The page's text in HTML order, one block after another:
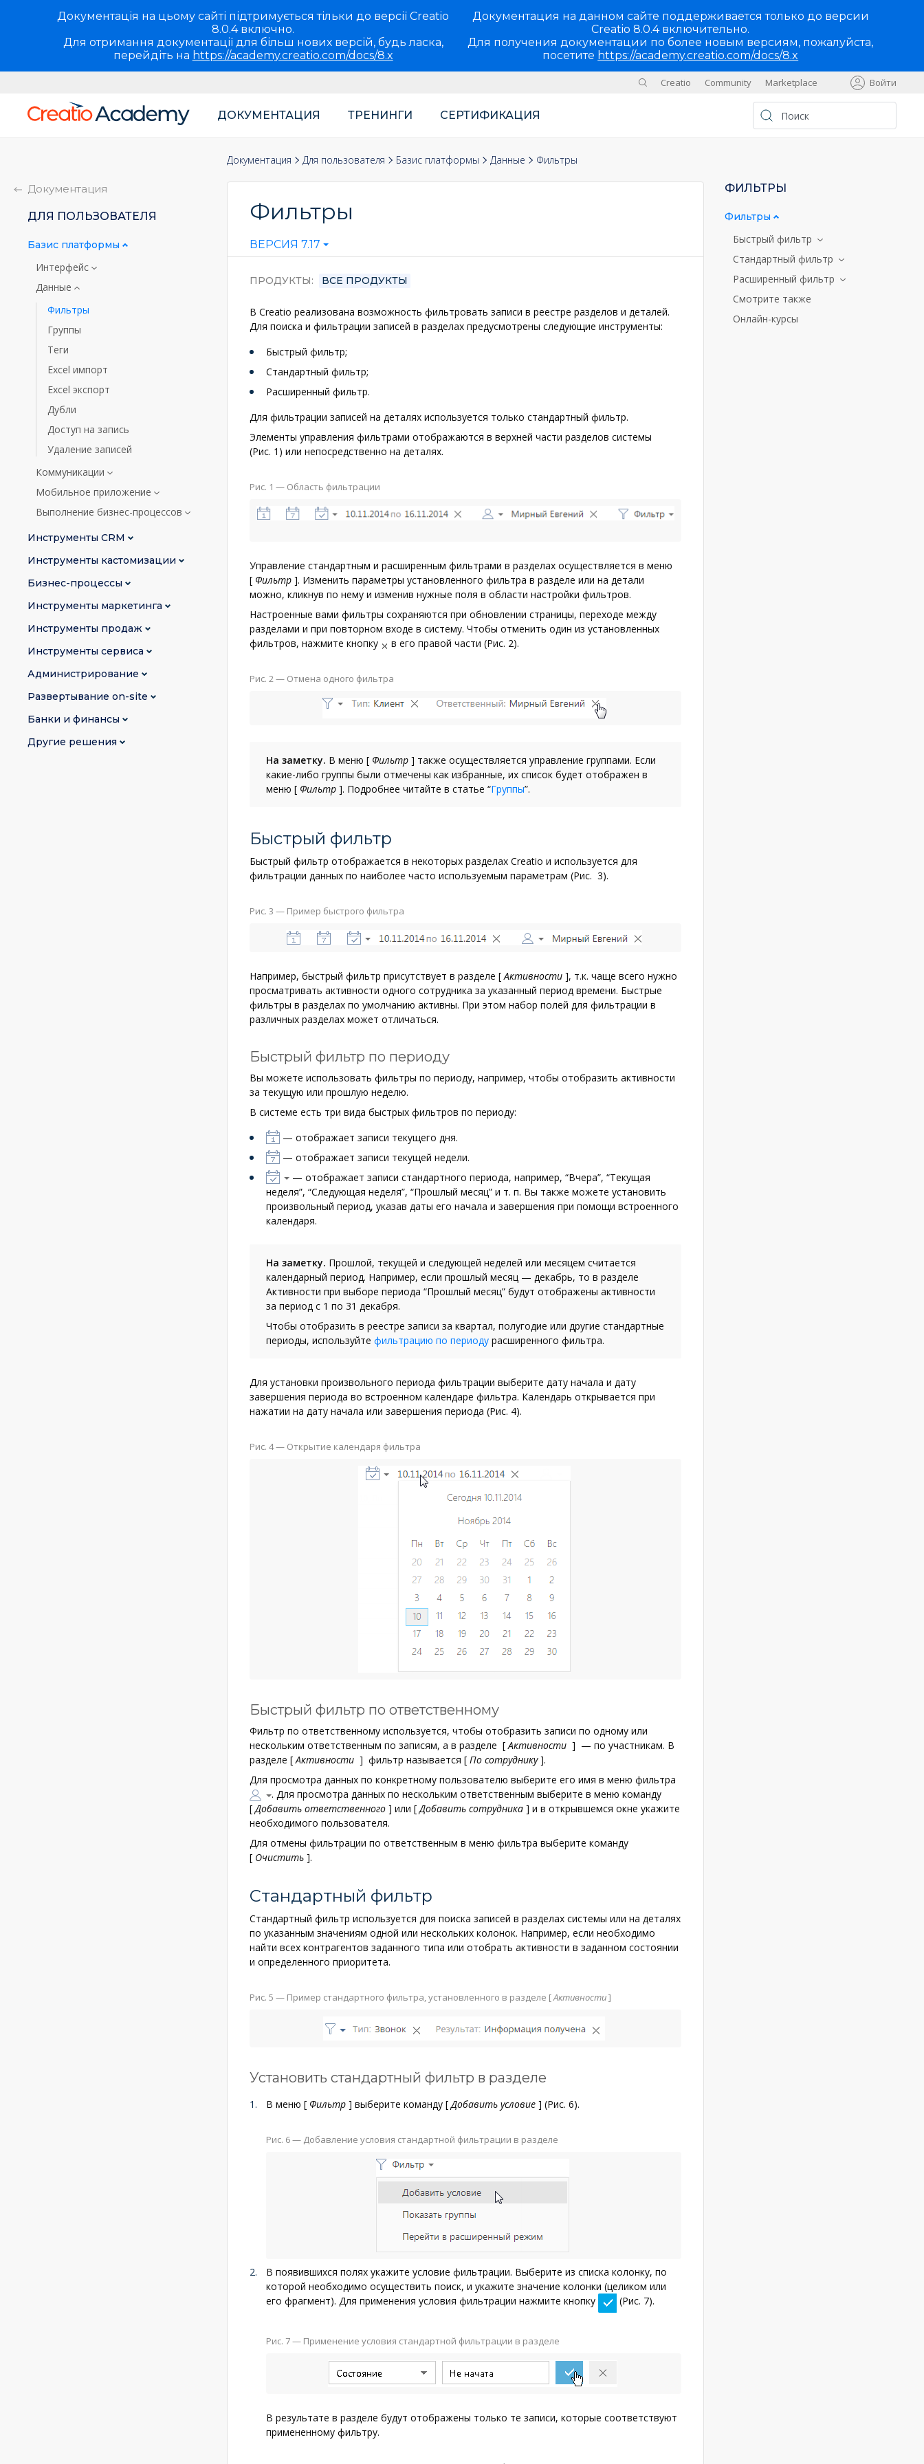
Документація на цьому сайті підтримується тільки до версії Creatio
8.0.4 включно.
Для отримання документації для більш нових версій, будь ласка,
перейдіть на https://academy.creatio.com/docs/8.x
Документация на данном сайте поддерживается только до версии
Creatio 8.0.4 включительно.
Для получения документации по более новым версиям, пожалуйста,
посетите https://academy.creatio.com/docs/8.x
Creatio Community Marketplace Войти
Основная
ДОКУМЕНТАЦИЯ ТРЕНИНГИ СЕРТИФИКАЦИЯ
Документация Для пользователя Базис платформы Данные Фильтры
Фильтры
ВЕРСИЯ 7.17
ПРОДУКТЫ ВСЕ ПРОДУКТЫ
В Creatio реализована возможность фильтровать записи в реестре разделов и деталей.
Для поиска и фильтрации записей в разделах предусмотрены следующие инструменты:
Быстрый фильтр;
Стандартный фильтр;
Расширенный фильтр.
Для фильтрации записей на деталях используется только стандартный фильтр.
Элементы управления фильтрами отображаются в верхней части разделов системы
(Рис. 1) или непосредственно на деталях.
Рис. 1 — Область фильтрации
Управление стандартным и расширенным фильтрами в разделах осуществляется в меню
[ Фильтр ]. Изменить параметры установленного фильтра в разделе или на детали
можно, кликнув по нему и изменив нужные поля в области настройки фильтров.
Настроенные вами фильтры сохраняются при обновлении страницы, переходе между
разделами и при повторном входе в систему. Чтобы отменить один из установленных
фильтров, нажмите кнопку
в его правой части (Рис. 2).
Рис. 2— Отмена одного фильтра
На заметку. В меню [ Фильтр ] также осуществляется управление группами. Если
какие-либо группы были отмечены как избранные, их список будет отображен в
меню [ Фильтр ]. Подробнее читайте в статье “Группы”.
Быстрый фильтр
Быстрый фильтр отображается в некоторых разделах Creatio и используется для
фильтрации данных по наиболее часто используемым параметрам (Рис. 3).
Рис. 3 — Пример быстрого фильтра
Например, быстрый фильтр присутствует в разделе [ Активности ], т.к. чаще всего нужно
просматривать активности одного сотрудника за указанный период времени. Быстрые
фильтры в разделах по умолчанию активны. При этом набор полей для фильтрации в
различных разделах может отличаться.
Быстрый фильтр по периоду
Вы можете использовать фильтры по периоду, например, чтобы отобразить активности
за текущую или прошлую неделю.
В системе есть три вида быстрых фильтров по периоду:
— отображает записи текущего дня.
— отображает записи текущей недели.
— отображает записи стандартного периода, например, “Вчера”, “Текущая
неделя”, “Следующая неделя”, “Прошлый месяц” и т. п. Вы также можете установить
произвольный период, указав даты его начала и завершения при помощи встроенного
календаря.
На заметку. Прошлой, текущей и следующей неделей или месяцем считается
календарный период. Например, если прошлый месяц — декабрь, то в разделе
Активности при выборе периода “Прошлый месяц” будут отображены активности
за период с 1 по 31 декабря.
Чтобы отобразить в реестре записи за квартал, полугодие или другие стандартные
периоды, используйте фильтрацию по периоду расширенного фильтра.
Для установки произвольного периода фильтрации выберите дату начала и дату
завершения периода во встроенном календаре фильтра. Календарь открывается при
нажатии на дату начала или завершения периода (Рис. 4).
Рис. 4— Открытие календаря фильтра
Быстрый фильтр по ответственному
Фильтр по ответственному используется, чтобы отобразить записи по одному или
нескольким ответственным по записям, а в разделе [ Активности ] — по участникам. В
разделе [ Активности ] фильтр называется [ По сотруднику ].
Для просмотра данных по конкретному пользователю выберите его имя в меню фильтра
. Для просмотра данных по нескольким ответственным выберите в меню команду
[ Добавить ответственного ] или [ Добавить сотрудника ] и в открывшемся окне укажите
необходимого пользователя.
Для отмены фильтрации по ответственным в меню фильтра выберите команду
[ Очистить ].
Стандартный фильтр
Стандартный фильтр используется для поиска записей в разделах системы или на деталях
по указанным значениям одной или нескольких колонок. Например, если необходимо
найти всех контрагентов заданного типа или отобрать активности в заданном состоянии
и определенного приоритета.
Рис. 5 — Пример стандартного фильтра, установленного в разделе [Активности]
Установить стандартный фильтр в разделе
В меню [ Фильтр ] выберите команду [ Добавить условие ] (Рис. 6).
Рис. 6— Добавление условия стандартной фильтрации в разделе
В появившихся полях укажите условие фильтрации. Выберите из списка колонку, по
которой необходимо осуществить поиск, и укажите значение колонки (целиком или
его фрагмент). Для применения условия фильтрации нажмите кнопку
(Рис. 7).
Рис. 7— Применение условия стандартной фильтрации в разделе
В результате в разделе будут отображены только те записи, которые соответствуют
примененному фильтру.
Документация
ДЛЯ ПОЛЬЗОВАТЕЛЯ
Базис платформы
Интерфейс
Данные
Фильтры
Группы
Теги
Excel импорт
Excel экспорт
Дубли
Доступ на запись
Удаление записей
Коммуникации
Мобильное приложение
Выполнение бизнес-процессов
Инструменты CRM
Инструменты кастомизации
Бизнес-процессы
Инструменты маркетинга
Инструменты продаж
Инструменты сервиса
Администрирование
Развертывание on-site
Банки и финансы
Другие решения
ФИЛЬТРЫ
Фильтры
Быстрый фильтр
Стандартный фильтр
Расширенный фильтр
Смотрите также
Онлайн-курсы